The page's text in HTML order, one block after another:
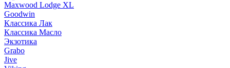
Maxwood Lodge XL
Goodwin
Классика Лак
Классика Масло
Экзотика
Grabo
Jive